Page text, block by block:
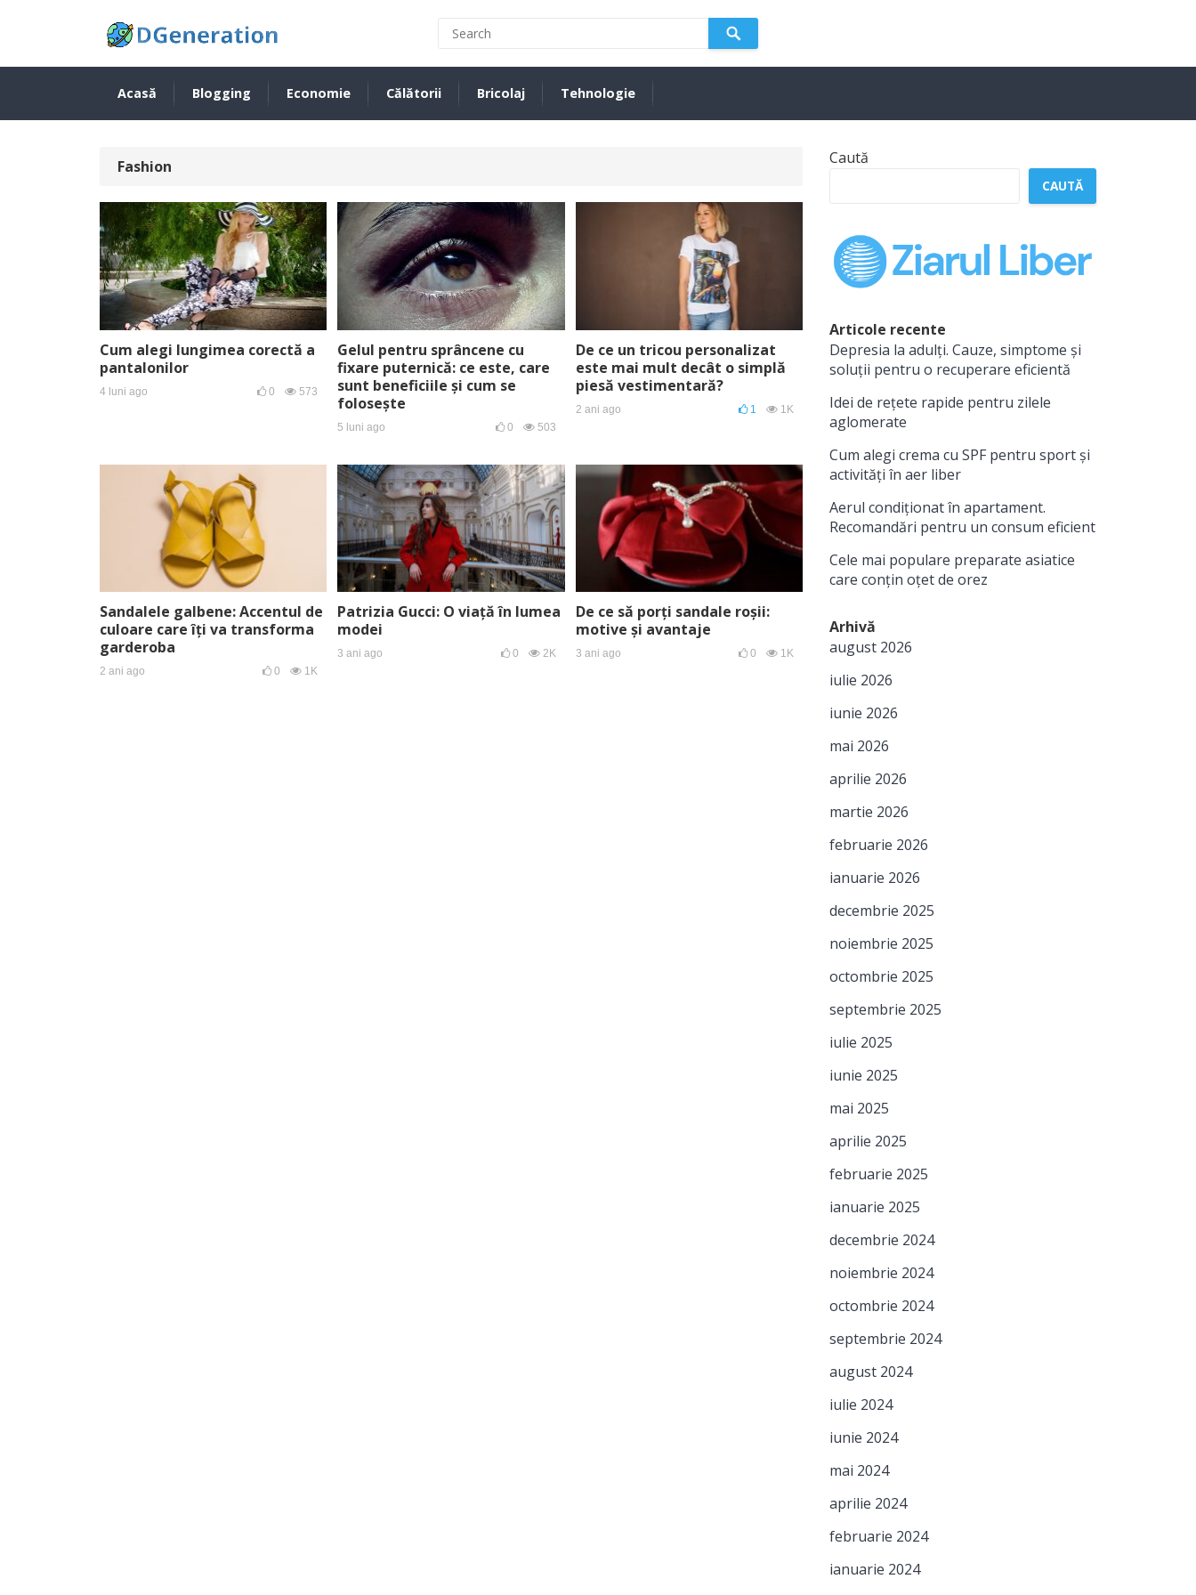
Acasă Blogging Economie Călătorii Bricolaj Tehnologie
Fashion
Cum alegi lungimea corectă a
pantalonilor
4 luni ago 0 573
Gelul pentru sprâncene cu
fixare puternică: ce este, care
sunt beneficiile și cum se
folosește
5 luni ago 0 503
De ce un tricou personalizat
este mai mult decât o simplă
piesă vestimentară?
2 ani ago 1 1K
Sandalele galbene: Accentul de
culoare care îți va transforma
garderoba
2 ani ago 0 1K
Patrizia Gucci: O viață în lumea
modei
3 ani ago 0 2K
De ce să porți sandale roșii:
motive și avantaje
3 ani ago 0 1K
Caută
CAUTĂ
Articole recente
Depresia la adulți. Cauze, simptome și
soluții pentru o recuperare eficientă
Idei de rețete rapide pentru zilele
aglomerate
Cum alegi crema cu SPF pentru sport și
activități în aer liber
Aerul condiționat în apartament.
Recomandări pentru un consum eficient
Cele mai populare preparate asiatice
care conțin oțet de orez
Arhivă
august 2026
iulie 2026
iunie 2026
mai 2026
aprilie 2026
martie 2026
februarie 2026
ianuarie 2026
decembrie 2025
noiembrie 2025
octombrie 2025
septembrie 2025
iulie 2025
iunie 2025
mai 2025
aprilie 2025
februarie 2025
ianuarie 2025
decembrie 2024
noiembrie 2024
octombrie 2024
septembrie 2024
august 2024
iulie 2024
iunie 2024
mai 2024
aprilie 2024
februarie 2024
ianuarie 2024